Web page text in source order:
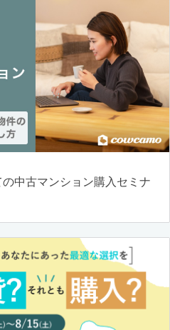
中古マンション購入セミナ